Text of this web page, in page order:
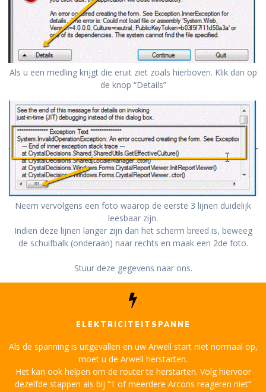
Als u een medling krijgt die eruit ziet zoals hierboven. Klik dan op
de knop “Details”
Neem vervolgens een foto waarop de eerste 3 lijnen duidelijk
leesbaar zijn.
Indien deze lijnen langer zijn dan het scherm breed is, beweeg
de schuifbalk (onderaan) naar rechts en maak een 2de foto.
Stuur deze gegevens naar ons.
ELEKTRICITEITSPANNE
Als de spanning is uitgevallen en uw Arwell start niet normaal op,
moet u de Arwell herstarten.
Het kan ook helpen om de router te herstarten. Volg hiervoor
dezelfde stappen als bij “1 of meerdere Arcons reageren niet”